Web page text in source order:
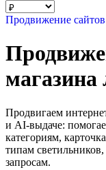
Продвижение сайтов
магазина
Продвигаем
и AI-выдаче:
категориям,
типам
запросам.